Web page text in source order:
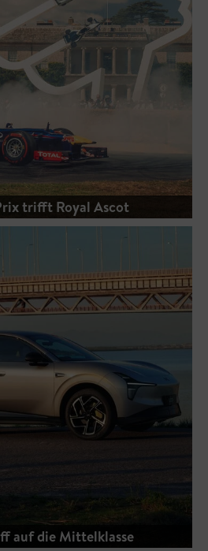
trifft Royal Ascot
auf die Mittelklasse